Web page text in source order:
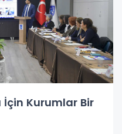
İçin Kurumlar Bir